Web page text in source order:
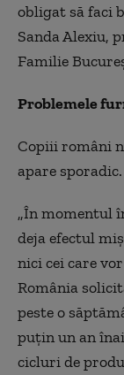
obligat să faci
Sanda Alexiu,
Familie
Problemele
Copiii români
apare sporadic.
„În momentul
deja efectul
nici cei care
România
peste o
puţin un an
cicluri de